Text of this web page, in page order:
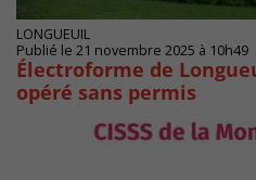
LONGUEUIL
Publié le 21 novembre 2025 à 10h49
Électroforme de
opéré sans permis